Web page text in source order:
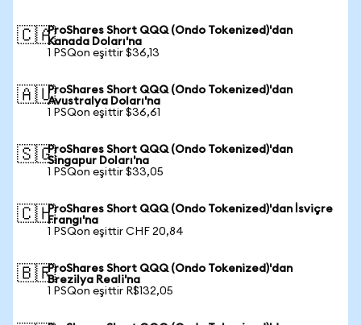
🇨🇦ProShares Short QQQ (Ondo Tokenized)'dan
Kanada Doları'na
1 PSQon eşittir $36,13
🇦🇺ProShares Short QQQ (Ondo Tokenized)'dan
Avustralya Doları'na
1 PSQon eşittir $36,61
🇸🇬ProShares Short QQQ (Ondo Tokenized)'dan
Singapur Doları'na
1 PSQon eşittir $33,05
🇨🇭ProShares Short QQQ (Ondo Tokenized)'dan İsviçre
Frangı'na
1 PSQon eşittir CHF 20,84
🇧🇷ProShares Short QQQ (Ondo Tokenized)'dan
Brezilya Reali'na
1 PSQon eşittir R$132,05